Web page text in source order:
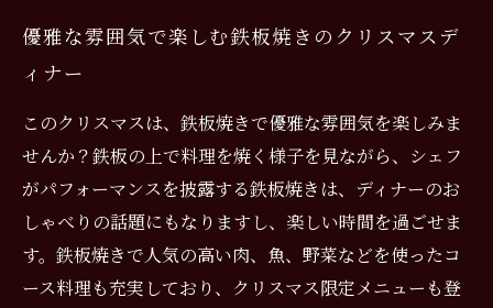
優雅な雰囲気で楽しむ鉄板焼きのクリスマスデ
ィナー
このクリスマスは、鉄板焼きで優雅な雰囲気を楽しみま
せんか？鉄板の上で料理を焼く様子を見ながら、シェフ
がパフォーマンスを披露する鉄板焼きは、ディナーのお
しゃべりの話題にもなりますし、楽しい時間を過ごせま
す。鉄板焼きで人気の高い肉、魚、野菜などを使ったコ
ース料理も充実しており、クリスマス限定メニューも登